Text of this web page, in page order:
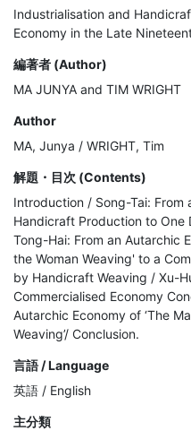
Industrialisation and
Economy in the Late
編著者 (Author)
MA JUNYA and TIM WRIGHT
Author
MA, Junya / WRIGHT, Tim
解題・目次 (Contents)
Introduction / Song-Tai: From
Handicraft Production to
Tong-Hai: From an Autarchic
the Woman Weaving' to a
by Handicraft Weaving / Xu-
Commercialised Economy
Autarchic Economy of ‘The
Weaving’/ Conclusion.
言語 / Language
英語 / English
主分類